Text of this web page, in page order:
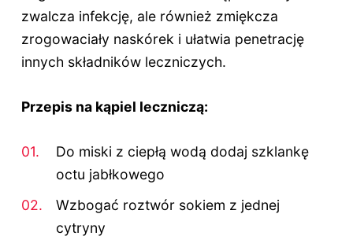
zwalcza infekcję, ale również zmiękcza
zrogowaciały naskórek i ułatwia penetrację
innych składników leczniczych.
Przepis na kąpiel leczniczą:
Do miski z ciepłą wodą dodaj szklankę
octu jabłkowego
Wzbogać roztwór sokiem z jednej
cytryny